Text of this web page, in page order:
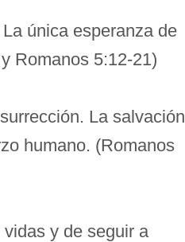
única esperanza de
Romanos 5:12-21)
La salvación
humano. (Romanos
y de seguir a